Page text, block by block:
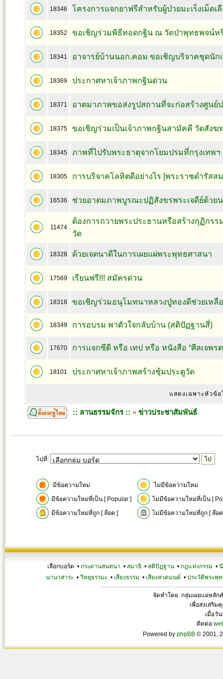
18346 โครงการแจกยาฟรีสำหรับผู้ป่วยมะเร็งเม็ดเ
18352 ขอเชิญร่วมพิธีทอดกฐิน ณ วัดป่าพุทธพจน์ห
18341 อาจารย์บ้านนอก.คอม ขอเชิญบริจาคชุดนัก
18369 ประกาศหาเจ้าภาพกฐินด่วน
18371 อาตมาภาพขอส่งรูปสถานที่จะก่อสร้างศูนย์
18375 ขอเชิญร่วมเป็นเจ้าภาพกฐินสามัคคี วัดสังฆ
18345 ภาพที่ไปรับพระธาตุจากโยมปรมที่กรุงเทพฯ
18305 การบริจาคโลหิตดีอย่างไร [พระราชดำรัสส
16536 ช่วยอาตมภาพบูรณะปฏิสังขรพระเจดีย์ด้วย
11474
ต้องการถวายพระประธานหรือสร้างกุฏิกร
วัด
18328 ด้วยเจตนาดีในการเผยแผ่พระพุทธศาสนา
17569 เรียนฟรี!!! สมัครด่วน
18318 ขอเชิญร่วมอนุโมทนาหลวงปู่ทองดีช่วยเหลือ
18349 การอบรม พาตัวใจกลับบ้าน (สติปัฏฐานสี่)
17670 การแจกซีดี หรือ เทป หรือ หนังสือ “ศีลเจพรต
18101 ประกาศหาเจ้าภาพสร้างชุ้มประตูวัด
แสดงเฉพาะหัวข้อ
:: ลานธรรมจักร :: » ข่าวประชาสัมพันธ์
ไปที่:
มีข้อความใหม่
ไม่มีข้อความใหม่
มีข้อความใหม่ที่เป็น [ Popular ]
ไม่มีข้อความใหม่ที่เป็น [
มีข้อความใหม่ที่ถูก [ ล๊อค ]
ไม่มีข้อความใหม่ที่ถูก [ ล๊อ
เลือกบอร์ด • กระดานสนทนา • สมาธิ • สติปัฏฐาน • กฎแห่งกรรม •
นานาสาระ• วิทยุธรรมะ• เสียงธรรม • เสียงสวดมนต์ • ประวัติพระพุท
จัดทำโดย กลุ่มเผยแผ่หลัก
เพื่อส่งเสริม
เมื่อวั
ติดต่อ
Powered by phpBB © 2001,